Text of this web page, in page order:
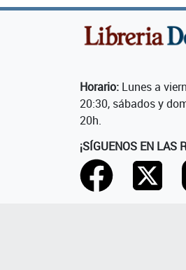
Horario: Lunes a
20:30, sábados y
20h.
¡SÍGUENOS EN LAS